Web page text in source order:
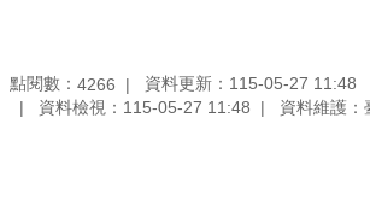
點閱數： 4266
資料更新：115-05-27 11:48
資料檢視：115-05-27 11:48
資料維護：